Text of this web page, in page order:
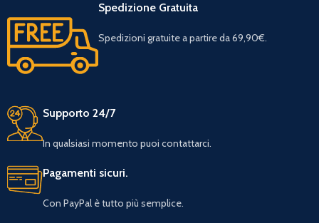
Spedizione Gratuita
Spedizioni gratuite a partire da 69,90€.
Supporto 24/7
In qualsiasi momento puoi contattarci.
Pagamenti sicuri.
Con PayPal è tutto più semplice.